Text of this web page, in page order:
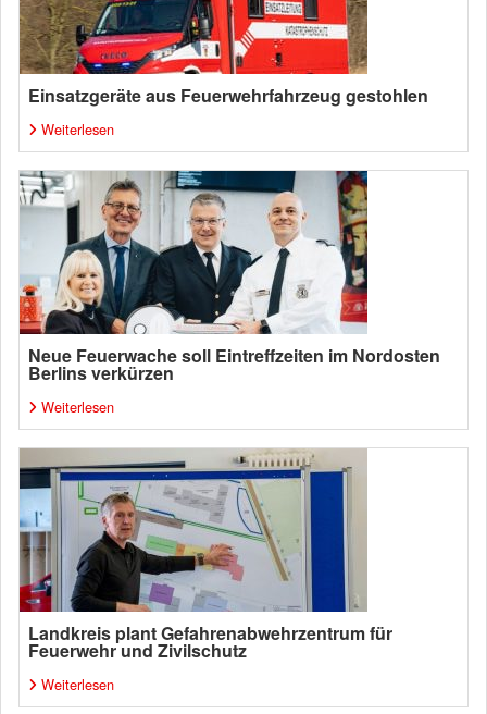
Einsatzgeräte aus Feuerwehrfahrzeug gestohlen
Weiterlesen
Neue Feuerwache soll Eintreffzeiten im Nordosten
Berlins verkürzen
Weiterlesen
Landkreis plant Gefahrenabwehrzentrum für
Feuerwehr und Zivilschutz
Weiterlesen